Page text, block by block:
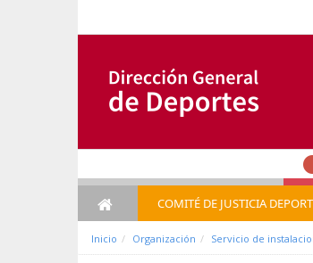
COMITÉ DE JUSTICIA
Inicio Organización Servicio de